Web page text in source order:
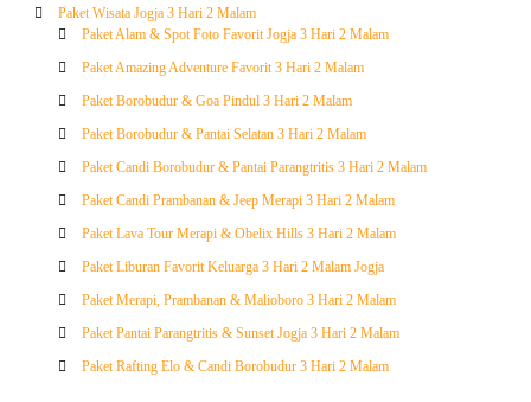
Paket Wisata Jogja 3 Hari 2 Malam
Paket Alam & Spot Foto Favorit Jogja 3 Hari 2 Malam
Paket Amazing Adventure Favorit 3 Hari 2 Malam
Paket Borobudur & Goa Pindul 3 Hari 2 Malam
Paket Borobudur & Pantai Selatan 3 Hari 2 Malam
Paket Candi Borobudur & Pantai Parangtritis 3 Hari 2 Malam
Paket Candi Prambanan & Jeep Merapi 3 Hari 2 Malam
Paket Lava Tour Merapi & Obelix Hills 3 Hari 2 Malam
Paket Liburan Favorit Keluarga 3 Hari 2 Malam Jogja
Paket Merapi, Prambanan & Malioboro 3 Hari 2 Malam
Paket Pantai Parangtritis & Sunset Jogja 3 Hari 2 Malam
Paket Rafting Elo & Candi Borobudur 3 Hari 2 Malam